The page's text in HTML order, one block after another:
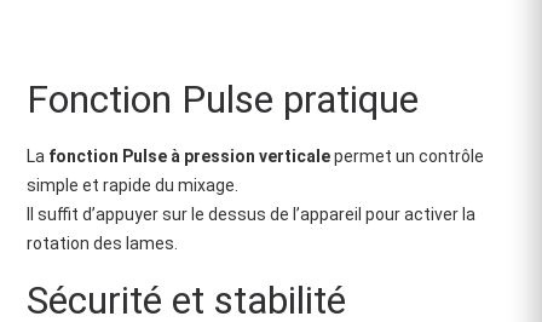
Fonction Pulse pratique
La fonction Pulse à pression verticalepermet un contrôle
simple et rapide du mixage.
Il suffit d’appuyer sur le dessus de l’appareil pour activer la
rotation des lames.
Sécurité et stabilité